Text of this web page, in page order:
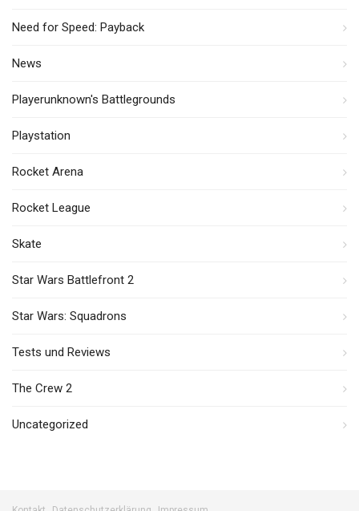
Need for Speed: Payback
News
Playerunknown's Battlegrounds
Playstation
Rocket Arena
Rocket League
Skate
Star Wars Battlefront 2
Star Wars: Squadrons
Tests und Reviews
The Crew 2
Uncategorized